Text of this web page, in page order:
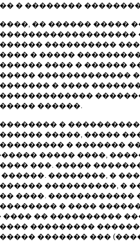
� ��������
�� ������ �����
����������
� �����
���� � ������
�������������
� ����
������.
�
�����, �����
� �������
����� ����,
���. �����
��������, �
����������, �
����. ������������
� ����
���� �� ����������
���������
������� ���